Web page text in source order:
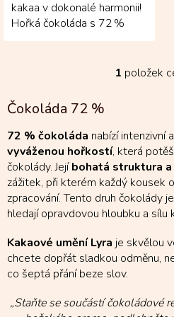
kakaa v dokonalé harmonii!
Hořká čokoláda s 72 %
obsahem kakaové sušiny je
O
d
a
c
í
p
r
v
y
v
ý
s
1 položek
Čokoláda 72 %
72 % čokoláda nabízí intenzivní a
vyváženou hořkostí, která
čokolády. Jejíbohatá struktura
zážitek, při kterém každý kousek
zpracování. Tento druh čokolády
hledají opravdovou hloubku a sílu
Kakaové umění Lyra je skvělou
chcete dopřát sladkou odměnu,
co šeptá přání beze slov.
„Staňte se součástí čokoládové